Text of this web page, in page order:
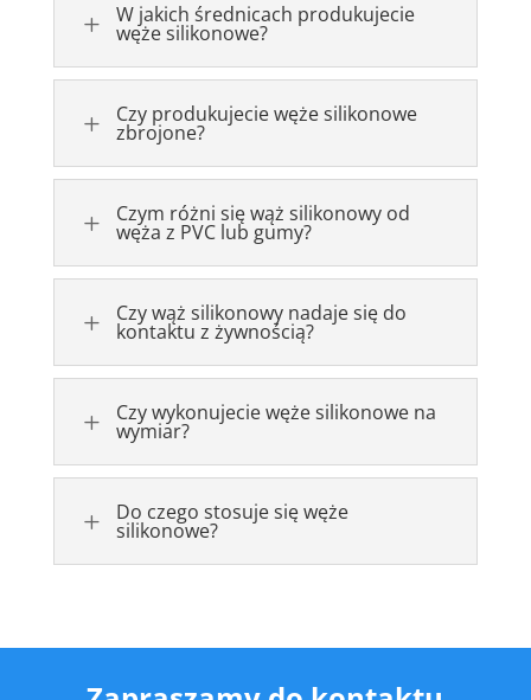
L W jakich średnicach produkujecie
węże silikonowe?
L Czy produkujecie węże silikonowe
zbrojone?
L Czym różni się wąż silikonowy od
węża z PVC lub gumy?
L Czy wąż silikonowy nadaje się do
kontaktu z żywnością?
L Czy wykonujecie węże silikonowe na
wymiar?
L Do czego stosuje się węże
silikonowe?